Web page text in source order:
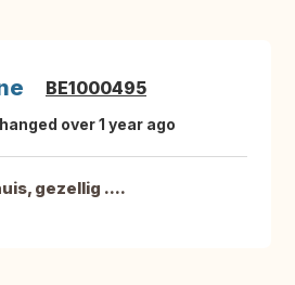
BE1000495
over 1 year ago
gezellig ....